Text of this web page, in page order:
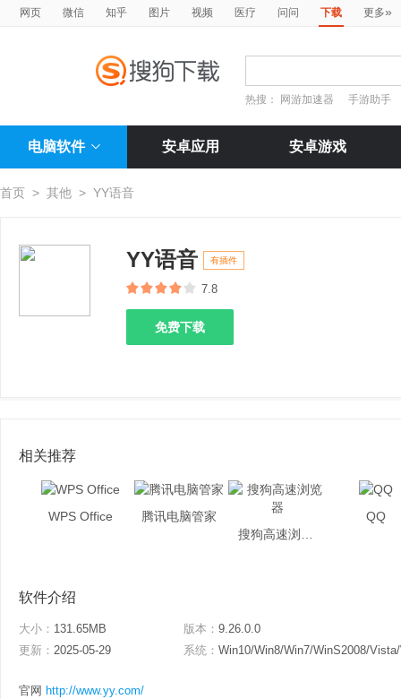
网页 微信 知乎 图片 视频 医疗 问问 下载 更多»
热搜： 网游加速器 手游助手
电脑软件 安卓应用 安卓游戏
首页 > 其他 > YY语音
YY语音 有插件
7.8
免费下载
相关推荐
WPS Office
腾讯电脑管家
QQ
软件介绍
大小： 131.65MB 版本： 9.26.0.0
更新： 2025-05-29 系统： Win10/Win8/Win7/WinS2008/
官网 http://www.yy.com/